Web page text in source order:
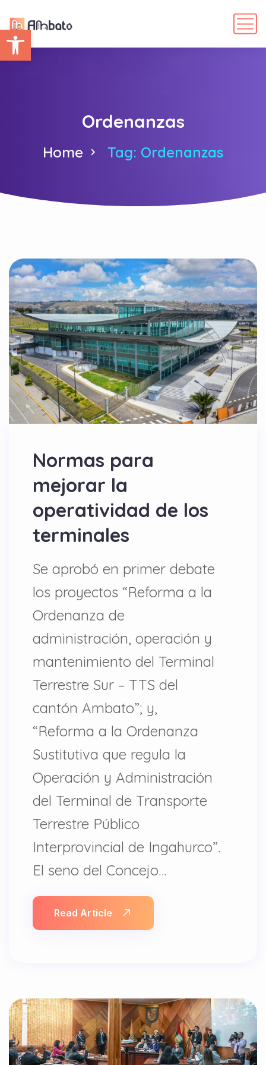
Abrir barra de herramientas
Ordenanzas
Home Tag: Ordenanzas
Normas para
mejorar la
operatividad de los
terminales
Se aprobó en primer debate
los proyectos “Reforma a la
Ordenanza de
administración, operación y
mantenimiento del Terminal
Terrestre Sur – TTS del
cantón Ambato”; y,
“Reforma a la Ordenanza
Sustitutiva que regula la
Operación y Administración
del Terminal de Transporte
Terrestre Público
Interprovincial de Ingahurco”.
El seno del Concejo…
Read Article